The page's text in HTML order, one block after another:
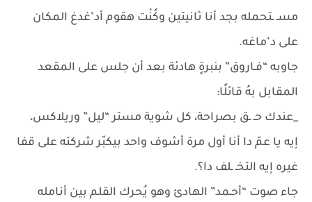
مسـ ـتحمله بجد أنا ثانيتين وكُنْت هقوم أد’غدغ المكان
على د’ماغه.
جاوبه “فـاروق” بنبرةٍ هادئة بعد أن جلس على المقعد
المقابل بهُ قائلًا:
_عندك حـ ـق بصراحة، كل شوية مستر “ليل” وريلاكس،
إيه يا عمّ دا أنا أول مرة أشوف واحد بيكبّر شركته على قفا
غيره إيه التخـ ـلف دا؟.
جاء صوت “أحـمد” الهادئ وهو يُحرك القلم بين أنامله